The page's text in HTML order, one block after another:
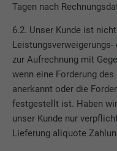
Tagen nach
6.2. Unser Kunde ist
zur Aufrechnung mit
wenn eine Forderung
anerkannt oder die
festgestellt ist. Haben
unser Kunde nur
Lieferung aliquote